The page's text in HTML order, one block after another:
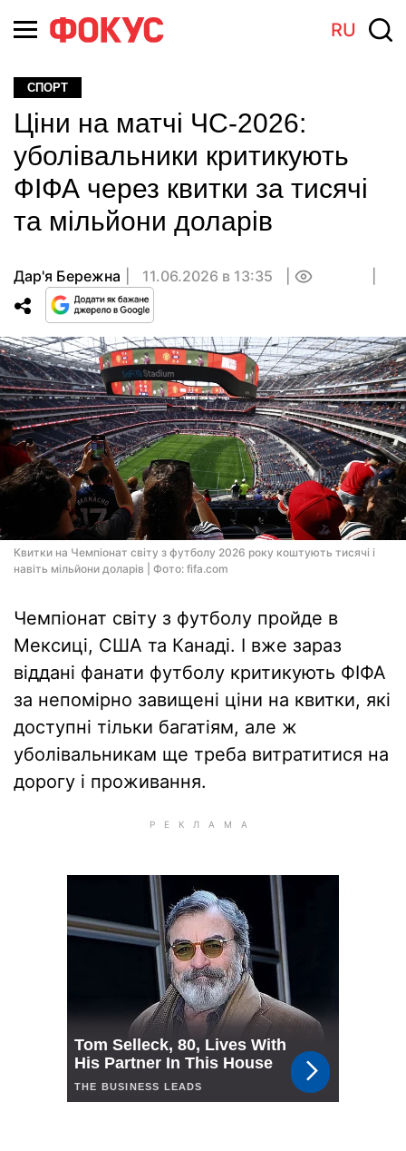
RU
СПОРТ
Ціни на матчі ЧС-2026:
уболівальники критикують
ФІФА через квитки за тисячі
та мільйони доларів
Дар'я Бережна 11.06.2026 в 13:35
Квитки на Чемпіонат світу з футболу 2026 року коштують тисячі і
навіть мільйони доларів | Фото: fifa.com
Чемпіонат світу з футболу пройде в
Мексиці, США та Канаді. І вже зараз
віддані фанати футболу критикують ФІФА
за непомірно завищені ціни на квитки, які
доступні тільки багатіям, але ж
уболівальникам ще треба витратитися на
дорогу і проживання.